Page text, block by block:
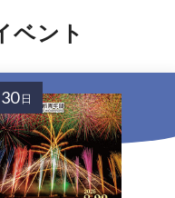
ベント
30 日